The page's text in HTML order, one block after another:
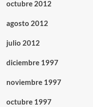
octubre 2012
agosto 2012
julio 2012
diciembre 1997
noviembre 1997
octubre 1997